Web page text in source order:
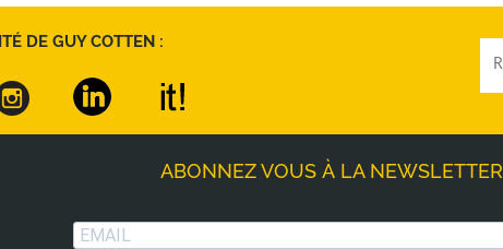
DE GUY COTTEN :
ABONNEZ VOUS À LA NEWSLETTER